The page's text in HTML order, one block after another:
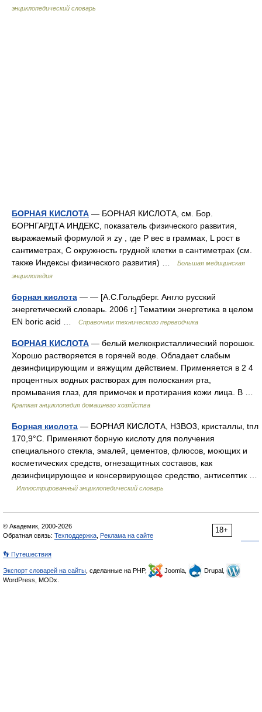
энциклопедический словарь
БОРНАЯ КИСЛОТА — БОРНАЯ КИСЛОТА, см. Бор.
БОРНГАРДТА ИНДЕКС, показатель физического развития,
выражаемый формулой я zy , где Р вес в граммах, L рост в
сантиметрах, С окружность грудной клетки в сантиметрах (см.
также Индексы физического развития) …
Большая медицинская
энциклопедия
борная кислота — — [А.С.Гольдберг. Англо русский
энергетический словарь. 2006 г.] Тематики энергетика в целом
EN boric acid …
Справочник технического переводчика
БОРНАЯ КИСЛОТА — белый мелкокристаллический порошок.
Хорошо растворяется в горячей воде. Обладает слабым
дезинфицирующим и вяжущим действием. Применяется в 2 4
процентных водных растворах для полоскания рта,
промывания глаз, для примочек и протирания кожи лица. В …
Краткая энциклопедия домашнего хозяйства
Борная кислота — БОРНАЯ КИСЛОТА, H3BO3, кристаллы, tпл
170,9°C. Применяют борную кислоту для получения
специального стекла, эмалей, цементов, флюсов, моющих и
косметических средств, огнезащитных составов, как
дезинфицирующее и консервирующее средство, антисептик …
Иллюстрированный энциклопедический словарь
18+
© Академик, 2000-2026
Обратная связь: Техподдержка Реклама на сайте
👣 Путешествия
Экспорт словарей на сайты , сделанные на PHP, Joomla,
Drupal,
WordPress, MODx.